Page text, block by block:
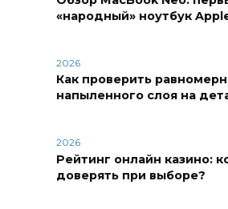
«народный» ноутбук
2026
Как проверить
напыленного слоя на
2026
Рейтинг онлайн казино:
доверять при выборе?